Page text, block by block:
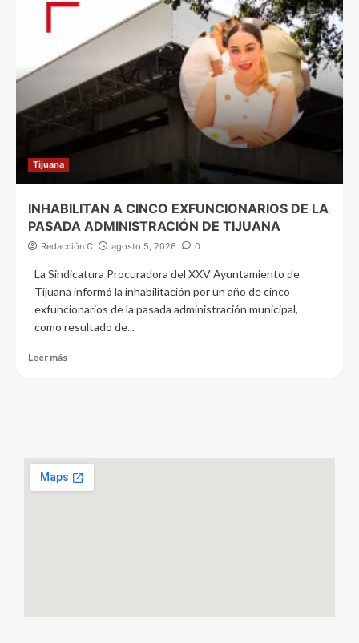
Tijuana
INHABILITAN A CINCO EXFUNCIONARIOS DE LA
PASADA ADMINISTRACIÓN DE TIJUANA
Redacción C agosto 5, 2026 0
La Sindicatura Procuradora del XXV Ayuntamiento de
Tijuana informó la inhabilitación por un año de cinco
exfuncionarios de la pasada administración municipal,
como resultado de...
Leer más